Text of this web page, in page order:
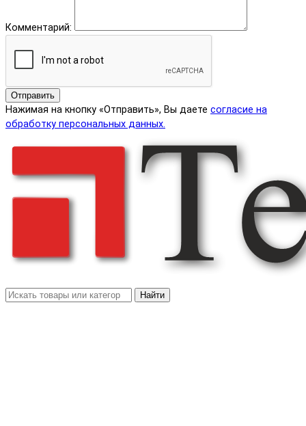
Комментарий:
Отправить
Нажимая на кнопку «Отправить», Вы даете согласие на
обработку персональных данных.
Найти